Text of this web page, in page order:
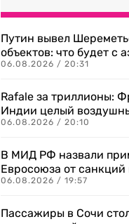
Путин вывел
объектов: что будет с
06.08.2026 / 20:31
Rafale за триллионы:
Индии целый
06.08.2026 / 20:10
В МИД РФ назвали
Евросоюза от санкций
06.08.2026 / 19:57
Пассажиры в Сочи